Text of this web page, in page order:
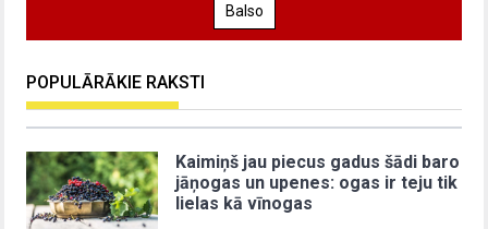
Balso
POPULĀRĀKIE RAKSTI
Kaimiņš jau piecus gadus šādi baro
jāņogas un upenes: ogas ir teju tik
lielas kā vīnogas